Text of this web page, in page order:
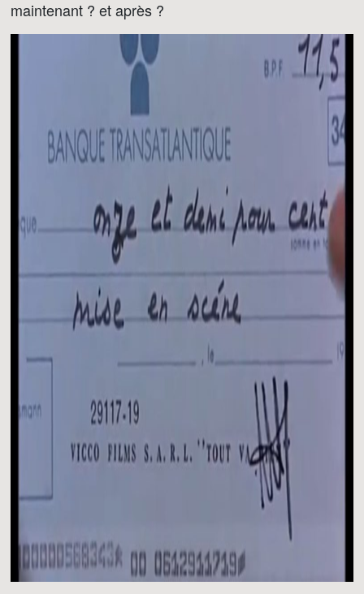
maintenant ? et après ?